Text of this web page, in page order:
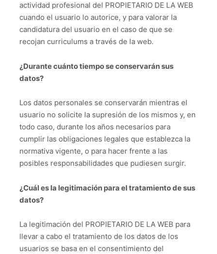
actividad profesional del PROPIETARIO DE LA WEB
cuando el usuario lo autorice, y para valorar la
candidatura del usuario en el caso de que se
recojan curriculums a través de la web.
¿Durante cuánto tiempo se conservarán sus
datos?
Los datos personales se conservarán mientras el
usuario no solicite la supresión de los mismos y, en
todo caso, durante los años necesarios para
cumplir las obligaciones legales que establezca la
normativa vigente, o para hacer frente a las
posibles responsabilidades que pudiesen surgir.
¿Cuál es la legitimación para el tratamiento de sus
datos?
La legitimación del PROPIETARIO DE LA WEB para
llevar a cabo el tratamiento de los datos de los
usuarios se basa en el consentimiento del